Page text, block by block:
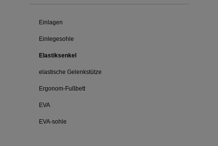
Einlagen
Einlegesohle
Elastiksenkel
elastische Gelenkstütze
Ergonom-Fußbett
EVA
EVA-sohle